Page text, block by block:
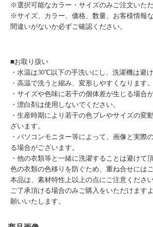
※選択可能なカラー・サイズのみご注文いただ
※サイズ、カラー、価格、数量、お客様情報
間違いがないか必ずご確認ください。
■お取り扱い
・水温は30℃以下の手洗いにし、洗濯機は避け
・高温で洗うと縮み、変形しやすくなります。
・サイズや色味に若干の個体差が生じる場合
・漂白剤は使用しないでください。
・生産時期により若干の色ブレやサイズの変
ざいます。
・パソコンモニター等によって、画像と実際
る場合がございます。
・他の衣類等と一緒に洗濯することは避けて
色の衣類の色移りを防ぐため、重ね合せには
本品は、素材特性上以上の点にご注意ください
ご了承頂ける場合のみご購入をいただけます
願いいたします。